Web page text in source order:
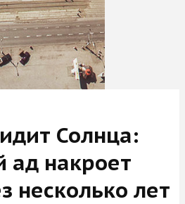
Солнца:
ад накроет
несколько лет